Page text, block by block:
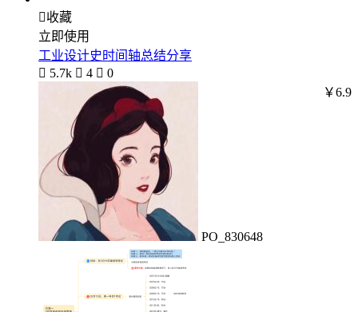
收藏
立即使用
工业设计史时间轴总结分享
 5.7k  4  0
PO_830648
￥6.9